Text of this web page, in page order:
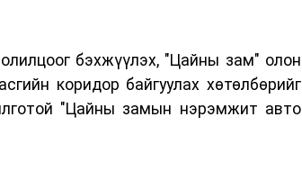
бэхжүүлэх, "Цайны зам" олон
коридор байгуулах хөтөлбөрийг
"Цайны замын нэрэмжит авто